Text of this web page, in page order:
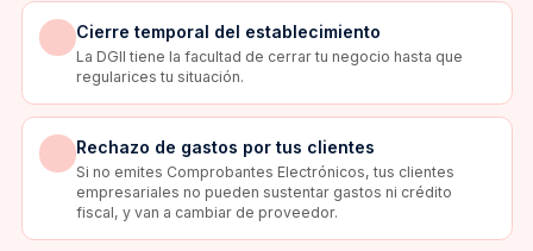
Cierre temporal del establecimiento
La DGII tiene la facultad de cerrar tu negocio hasta que
regularices tu situación.
Rechazo de gastos por tus clientes
Si no emites Comprobantes Electrónicos, tus clientes
empresariales no pueden sustentar gastos ni crédito
fiscal, y van a cambiar de proveedor.